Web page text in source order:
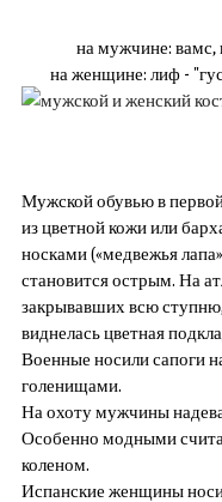
на мужчине:
на женщине: лиф -
Мужской обувью в
из цветной кожи или
носками («медвежья
становится острым. На
закрывавших всю
виднелась цветная
Военные носили сапоги
голенищами.
На охоту мужчины
Особенно модными
коленом.
Испанские женщины